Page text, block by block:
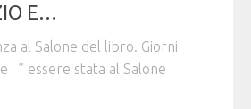
E…
al Salone del libro. Giorni
” essere stata al Salone